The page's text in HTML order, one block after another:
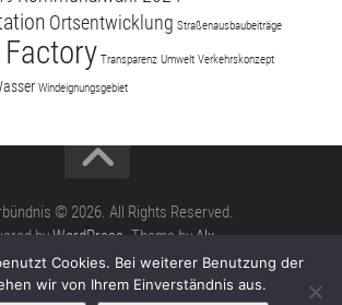
Ortsentwicklung Straßenausbaubeiträge
Transparenz Umwelt Verkehrskonzept
Windeignungsgebiet
© 2026. All Rights Reserved.
byWordPress. Theme byAlx.
Cookies. Bei weiterer Benutzung der
wir von Ihrem Einverständnis aus.